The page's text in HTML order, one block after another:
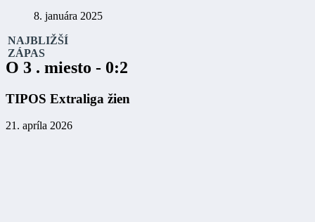
8. januára 2025
NAJBLIŽŠÍ
ZÁPAS
O 3 . miesto - 0:2
TIPOS Extraliga žien
21. apríla 2026